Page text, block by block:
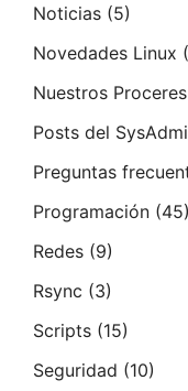
Noticias (5)
Novedades Linux
Nuestros Proceres
Posts del
Preguntas
Programación (45)
Redes (9)
Rsync (3)
Scripts (15)
Seguridad (10)